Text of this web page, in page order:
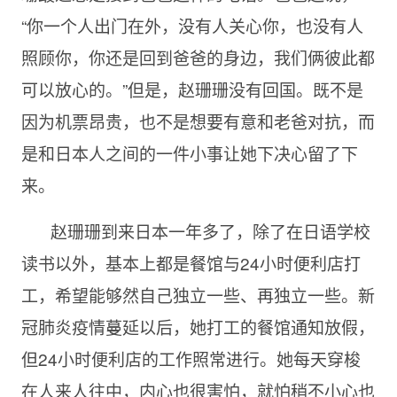
“你一个人出门在外，没有人关心你，也没有人
照顾你，你还是回到爸爸的身边，我们俩彼此都
可以放心的。”但是，赵珊珊没有回国。既不是
因为机票昂贵，也不是想要有意和老爸对抗，而
是和日本人之间的一件小事让她下决心留了下
来。
赵珊珊到来日本一年多了，除了在日语学校
读书以外，基本上都是餐馆与24小时便利店打
工，希望能够然自己独立一些、再独立一些。新
冠肺炎疫情蔓延以后，她打工的餐馆通知放假，
但24小时便利店的工作照常进行。她每天穿梭
在人来人往中，内心也很害怕，就怕稍不小心也